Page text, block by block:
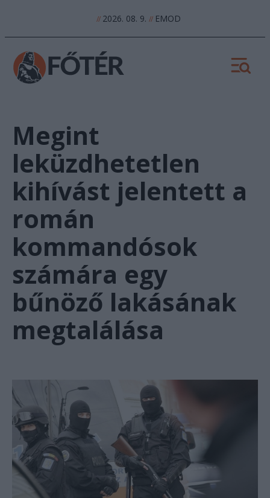
//2026. 08. 9. //EMOD
Megint
leküzdhetetlen
kihívást jelentett a
román
kommandósok
számára egy
bűnöző lakásának
megtalálása